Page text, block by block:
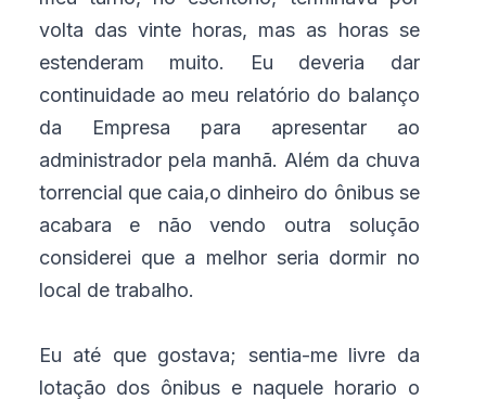
volta das vinte horas, mas as horas se
estenderam muito. Eu deveria dar
continuidade ao meu relatório do balanço
da Empresa para apresentar ao
administrador pela manhã. Além da chuva
torrencial que caia,o dinheiro do ônibus se
acabara e não vendo outra solução
considerei que a melhor seria dormir no
local de trabalho.
Eu até que gostava; sentia-me livre da
lotação dos ônibus e naquele horario o